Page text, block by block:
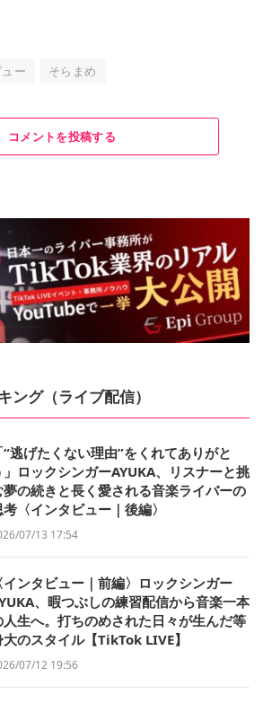
ー そらまめ
コメントを投稿する
ング（ライブ配信）
“逃げたくない理由”をくれてありがと
」ロックシンガーAYUKA、リスナーと挑
夢の続きと長く愛される音楽ライバーの
〈インタビュー｜後編〉
07/13 17:54
インタビュー｜前編〉ロックシンガー
、暇つぶしの練習配信から音楽一本
人生へ。打ちのめされた日々が生んだ等
大のスタイル【TikTok LIVE】
07/12 19:56